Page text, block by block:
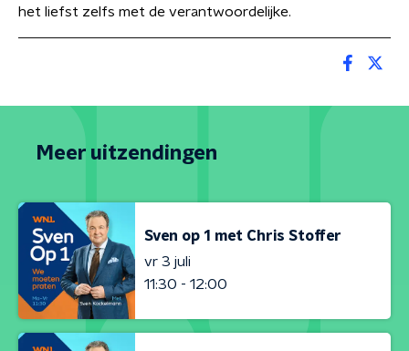
het liefst zelfs met de verantwoordelijke.
Meer uitzendingen
Sven op 1 met Chris Stoffer
vr 3 juli
11:30 - 12:00